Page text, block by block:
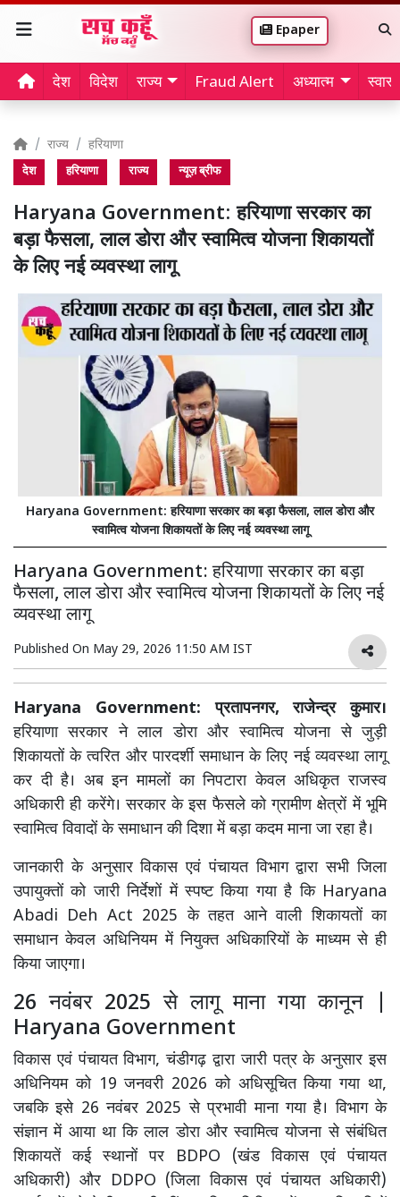
Epaper
देश विदेश राज्य Fraud Alert अध्यात्म
राज्य हरियाणा
देश हरियाणा राज्य न्यूज़ ब्रीफ
Haryana Government: हरियाणा सरकार का
बड़ा फैसला, लाल डोरा और स्वामित्व योजना शिकायतों
के लिए नई व्यवस्था लागू
Haryana Government: हरियाणा सरकार का बड़ा फैसला, लाल डोरा और
स्वामित्व योजना शिकायतों के लिए नई व्यवस्था लागू
Haryana Government: हरियाणा सरकार का बड़ा
फैसला, लाल डोरा और स्वामित्व योजना शिकायतों के लिए नई
व्यवस्था लागू
Published On May 29, 2026 11:50 AM IST
Haryana Government: प्रतापनगर, राजेन्द्र कुमार।
हरियाणा सरकार ने लाल डोरा और स्वामित्व योजना से जुड़ी
शिकायतों के त्वरित और पारदर्शी समाधान के लिए नई व्यवस्था लागू
कर दी है। अब इन मामलों का निपटारा केवल अधिकृत राजस्व
अधिकारी ही करेंगे। सरकार के इस फैसले को ग्रामीण क्षेत्रों में भूमि
स्वामित्व विवादों के समाधान की दिशा में बड़ा कदम माना जा रहा है।
जानकारी के अनुसार विकास एवं पंचायत विभाग द्वारा सभी जिला
उपायुक्तों को जारी निर्देशों में स्पष्ट किया गया है कि Haryana
Abadi Deh Act 2025 के तहत आने वाली शिकायतों का
समाधान केवल अधिनियम में नियुक्त अधिकारियों के माध्यम से ही
किया जाएगा।
26 नवंबर 2025 से लागू माना गया कानून |
Haryana Government
विकास एवं पंचायत विभाग, चंडीगढ़ द्वारा जारी पत्र के अनुसार इस
अधिनियम को 19 जनवरी 2026 को अधिसूचित किया गया था,
जबकि इसे 26 नवंबर 2025 से प्रभावी माना गया है। विभाग के
संज्ञान में आया था कि लाल डोरा और स्वामित्व योजना से संबंधित
शिकायतें कई स्थानों पर BDPO (खंड विकास एवं पंचायत
अधिकारी) और DDPO (जिला विकास एवं पंचायत अधिकारी)